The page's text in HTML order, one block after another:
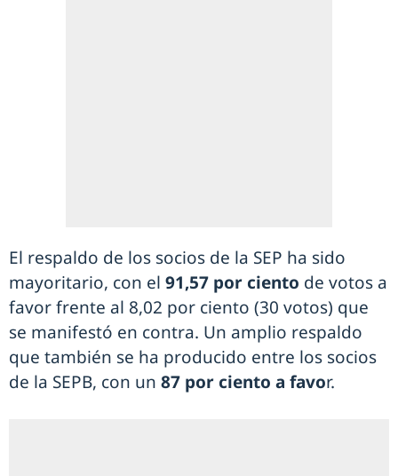
El respaldo de los socios de la SEP ha sido
mayoritario, con el 91,57 por ciento de votos a
favor frente al 8,02 por ciento (30 votos) que
se manifestó en contra. Un amplio respaldo
que también se ha producido entre los socios
de la SEPB, con un 87 por ciento a favor.